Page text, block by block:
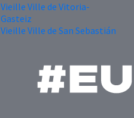
Vieille Ville de Vitoria-
Gasteiz
Vieille Ville de San Sebastián